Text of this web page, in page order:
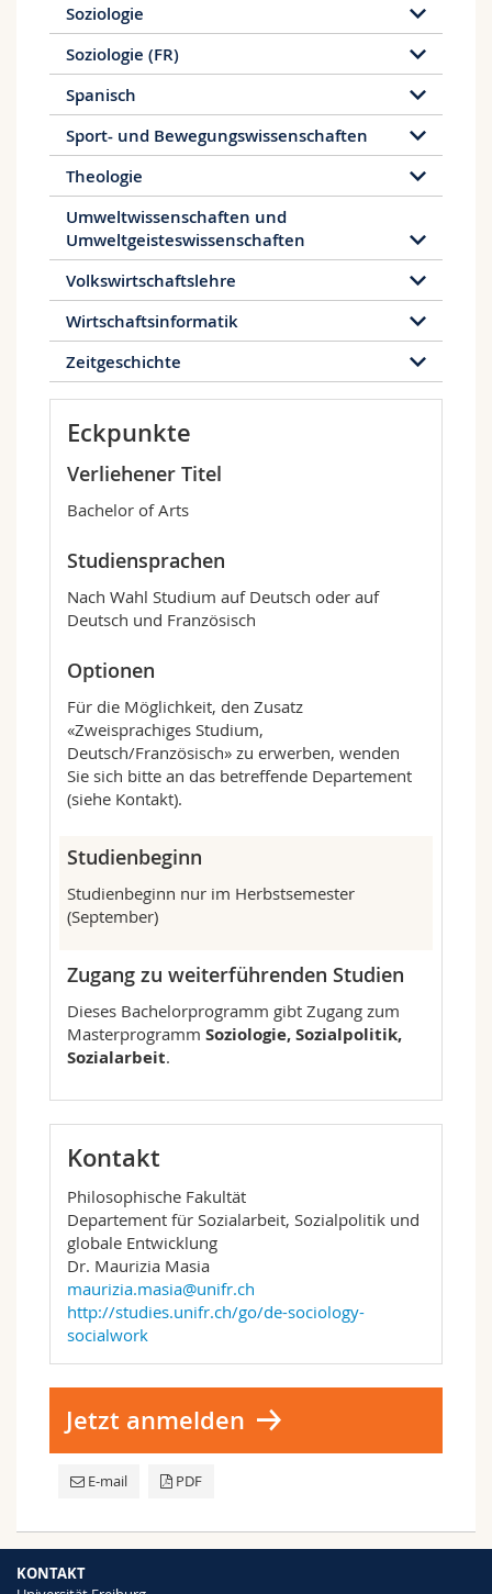
Soziologie
Soziologie (FR)
Spanisch
Sport- und Bewegungswissenschaften
Theologie
Umweltwissenschaften und
Umweltgeisteswissenschaften
Volkswirtschaftslehre
Wirtschaftsinformatik
Zeitgeschichte
Eckpunkte
Verliehener Titel
Bachelor of Arts
Studiensprachen
Nach Wahl Studium auf Deutsch oder auf
Deutsch und Französisch
Optionen
Für die Möglichkeit, den Zusatz
«Zweisprachiges Studium,
Deutsch/Französisch» zu erwerben, wenden
Sie sich bitte an das betreffende Departement
(siehe Kontakt).
Studienbeginn
Studienbeginn nur im Herbstsemester
(September)
Zugang zu weiterführenden Studien
Dieses Bachelorprogramm gibt Zugang zum
Masterprogramm Soziologie, Sozialpolitik,
Sozialarbeit.
Kontakt
Philosophische Fakultät
Departement für Sozialarbeit, Sozialpolitik und
globale Entwicklung
Dr. Maurizia Masia
maurizia.masia@unifr.ch
http://studies.unifr.ch/go/de-sociology-
socialwork
Jetzt anmelden
E-mail PDF
KONTAKT